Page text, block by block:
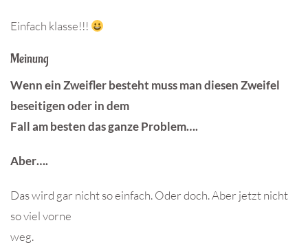
Einfach klasse!!!
Meinung
Wenn ein Zweifler besteht muss man diesen Zweifel
beseitigen oder in dem
Fall am besten das ganze Problem….
Aber….
Das wird gar nicht so einfach. Oder doch. Aber jetzt nicht
so viel vorne
weg.